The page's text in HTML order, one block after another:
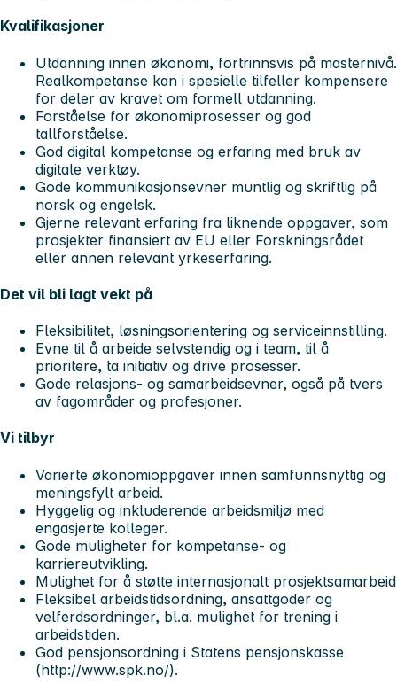
Kvalifikasjoner
Utdanning innen økonomi, fortrinnsvis på masternivå.
Realkompetanse kan i spesielle tilfeller kompensere
for deler av kravet om formell utdanning.
Forståelse for økonomiprosesser og god
tallforståelse.
God digital kompetanse og erfaring med bruk av
digitale verktøy.
Gode kommunikasjonsevner muntlig og skriftlig på
norsk og engelsk.
Gjerne relevant erfaring fra liknende oppgaver, som
prosjekter finansiert av EU eller Forskningsrådet
eller annen relevant yrkeserfaring.
Det vil bli lagt vekt på
Fleksibilitet, løsningsorientering og serviceinnstilling.
Evne til å arbeide selvstendig og i team, til å
prioritere, ta initiativ og drive prosesser.
Gode relasjons- og samarbeidsevner, også på tvers
av fagområder og profesjoner.
Vi tilbyr
Varierte økonomioppgaver innen samfunnsnyttig og
meningsfylt arbeid.
Hyggelig og inkluderende arbeidsmiljø med
engasjerte kolleger.
Gode muligheter for kompetanse- og
karriereutvikling.
Mulighet for å støtte internasjonalt prosjektsamarbeid
Fleksibel arbeidstidsordning, ansattgoder og
velferdsordninger, bl.a. mulighet for trening i
arbeidstiden.
God pensjonsordning i Statens pensjonskasse
(http://www.spk.no/).